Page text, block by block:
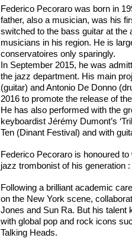
Federico Pecoraro was born in
father, also a musician, was his
switched to the bass guitar at the
musicians in his region. He is
conservatoires only sparingly.
In September 2015, he was
the jazz department. His main
(guitar) and Antonio De Donno
2016 to promote the release of
He has also performed with the
keyboardist Jérémy Dumont’s
Ten (Dinant Festival) and with
Federico Pecoraro is honoured
jazz trombonist of his generation
Following a brilliant academic
on the New York scene,
Jones and Sun Ra. But his talent
with global pop and rock icons
Talking Heads.